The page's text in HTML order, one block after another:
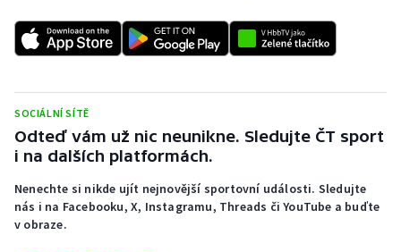
SOCIÁLNÍ SÍTĚ
Odteď vám už nic neunikne. Sledujte ČT sport
i na dalších platformách.
Nenechte si nikde ujít nejnovější sportovní události. Sledujte
nás i na Facebooku, X, Instagramu, Threads či YouTube a buďte
v obraze.